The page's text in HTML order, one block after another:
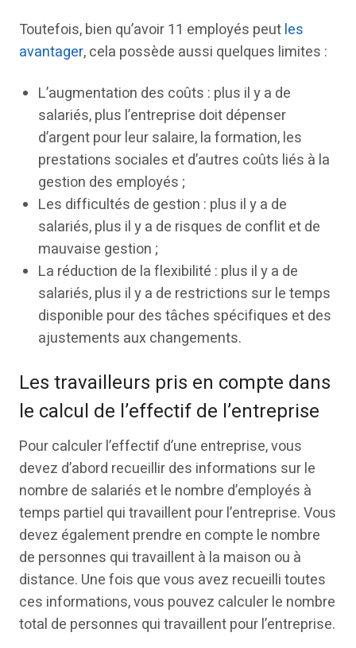
Toutefois, bien qu’avoir 11 employés peutles
avantager, cela possède aussi quelques limites :
L’augmentation des coûts : plus il y a de
salariés, plus l’entreprise doit dépenser
d’argent pour leur salaire, la formation, les
prestations sociales et d’autres coûts liés à la
gestion des employés ;
Les difficultés de gestion : plus il y a de
salariés, plus il y a de risques de conflit et de
mauvaise gestion ;
La réduction de la flexibilité : plus il y a de
salariés, plus il y a de restrictions sur le temps
disponible pour des tâches spécifiques et des
ajustements aux changements.
Les travailleurs pris en compte dans
le calcul de l’effectif de l’entreprise
Pour calculer l’effectif d’une entreprise, vous
devez d’abord recueillir des informations sur le
nombre de salariés et le nombre d’employés à
temps partiel qui travaillent pour l’entreprise. Vous
devez également prendre en compte le nombre
de personnes qui travaillent à la maison ou à
distance. Une fois que vous avez recueilli toutes
ces informations, vous pouvez calculer le nombre
total de personnes qui travaillent pour l’entreprise.